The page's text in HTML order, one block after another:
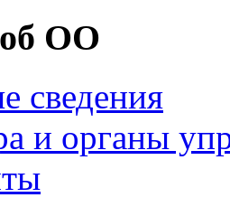
ОО
сведения
и органы